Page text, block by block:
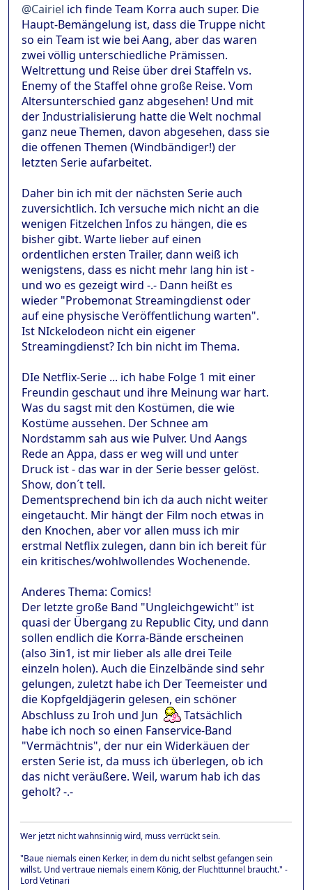
@Cairiel ich finde Team Korra auch super. Die
Haupt-Bemängelung ist, dass die Truppe nicht
so ein Team ist wie bei Aang, aber das waren
zwei völlig unterschiedliche Prämissen.
Weltrettung und Reise über drei Staffeln vs.
Enemy of the Staffel ohne große Reise. Vom
Altersunterschied ganz abgesehen! Und mit
der Industrialisierung hatte die Welt nochmal
ganz neue Themen, davon abgesehen, dass sie
die offenen Themen (Windbändiger!) der
letzten Serie aufarbeitet.
Daher bin ich mit der nächsten Serie auch
zuversichtlich. Ich versuche mich nicht an die
wenigen Fitzelchen Infos zu hängen, die es
bisher gibt. Warte lieber auf einen
ordentlichen ersten Trailer, dann weiß ich
wenigstens, dass es nicht mehr lang hin ist -
und wo es gezeigt wird -.- Dann heißt es
wieder "Probemonat Streamingdienst oder
auf eine physische Veröffentlichung warten".
Ist NIckelodeon nicht ein eigener
Streamingdienst? Ich bin nicht im Thema.
DIe Netflix-Serie ... ich habe Folge 1 mit einer
Freundin geschaut und ihre Meinung war hart.
Was du sagst mit den Kostümen, die wie
Kostüme aussehen. Der Schnee am
Nordstamm sah aus wie Pulver. Und Aangs
Rede an Appa, dass er weg will und unter
Druck ist - das war in der Serie besser gelöst.
Show, don´t tell.
Dementsprechend bin ich da auch nicht weiter
eingetaucht. Mir hängt der Film noch etwas in
den Knochen, aber vor allen muss ich mir
erstmal Netflix zulegen, dann bin ich bereit für
ein kritisches/wohlwollendes Wochenende.
Anderes Thema: Comics!
Der letzte große Band "Ungleichgewicht" ist
quasi der Übergang zu Republic City, und dann
sollen endlich die Korra-Bände erscheinen
(also 3in1, ist mir lieber als alle drei Teile
einzeln holen). Auch die Einzelbände sind sehr
gelungen, zuletzt habe ich Der Teemeister und
die Kopfgeldjägerin gelesen, ein schöner
Abschluss zu Iroh und Jun
Tatsächlich
habe ich noch so einen Fanservice-Band
"Vermächtnis", der nur ein Widerkäuen der
ersten Serie ist, da muss ich überlegen, ob ich
das nicht veräußere. Weil, warum hab ich das
geholt? -.-
Wer jetzt nicht wahnsinnig wird, muss verrückt sein.
"Baue niemals einen Kerker, in dem du nicht selbst gefangen sein
willst. Und vertraue niemals einem König, der Fluchttunnel braucht." -
Lord Vetinari